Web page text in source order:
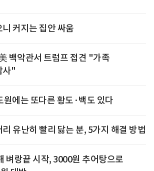
커지는 집안 싸움
백악관서 트럼프 접견 "가족
사"
원에는 또다른 황도·백도 있다
유난히 빨리 닳는 분, 5가지 해결 방법
벼랑끝 시작, 3000원 추어탕으로